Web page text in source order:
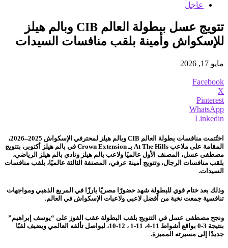
عاجل
تتويج عسل ببطولة العالم CIB وبالم هيلز
للإسكواش وأمينة بلقب منافسات السيدات
مايو 17, 2026
Facebook
X
Pinterest
WhatsApp
Linkedin
اختُتمت منافسات بطولة العالم CIB وبالم هيلز لمحترفي الإسكواش 2025–2026،
المقامة على ملاعب At The Hills بـ Crown Extension في بالم هيلز أكتوبر، بتتويج
مصطفى عسل، المصنف الأول عالميًا ولاعب بالم هيلز ونادي بالم هيلز الرياضي،
بلقب منافسات الرجال، وتتويج أمينة عرفي، المصنفة الثالثة عالميًا، بلقب منافسات
السيدات.
وذلك بعد ختام قوي للبطولة شهد حضورًا مصريًا بارزًا في المربع الذهبي ومواجهات
تنافسية جمعت نخبة من أفضل لاعبي ولاعبات الإسكواش في العالم.
ونجح مصطفى عسل في التتويج بلقب البطولة عقب الفوز على “يوسف إبراهيم”
بنتيجة 3-0 بواقع أشواط 11-4، 11-1 ، 12-10، ليواصل تألقه العالمي ويضيف لقبًا
جديدًا إلى مسيرته المميزة.